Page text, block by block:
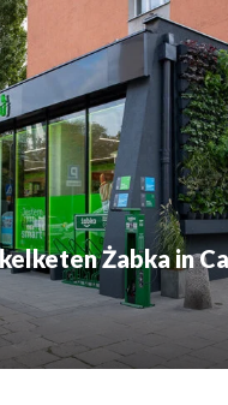
Żabka in